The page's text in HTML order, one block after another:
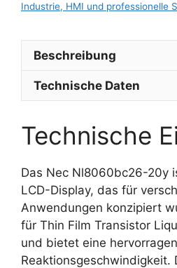
Industrie, HMI und professionelle
Beschreibung
Technische Daten
Technische
Das Nec Nl8060bc26-20y
LCD-Display, das für
Anwendungen konzipiert
für Thin Film Transistor
und bietet eine
Reaktionsgeschwindigkeit.